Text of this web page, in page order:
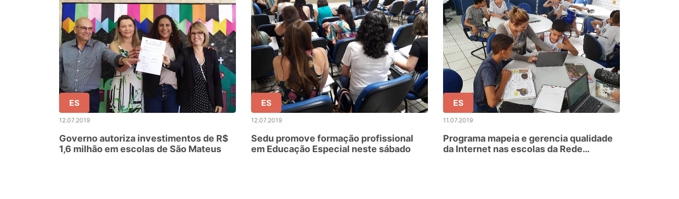
ES
12.07.2019
Governo autoriza investimentos de R$
1,6 milhão em escolas de São Mateus
ES
12.07.2019
Sedu promove formação profissional
em Educação Especial neste sábado
ES
11.07.2019
Programa mapeia e gerencia qualidade
da Internet nas escolas da Rede